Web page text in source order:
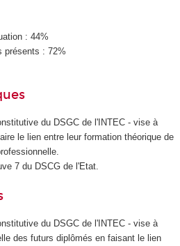
: 44%
présents : 72%
du DSGC de l'INTEC - vise à
le lien entre leur formation théorique de
7 du DSCG de l'Etat.
du DSGC de l'INTEC - vise à
des futurs diplômés en faisant le lien